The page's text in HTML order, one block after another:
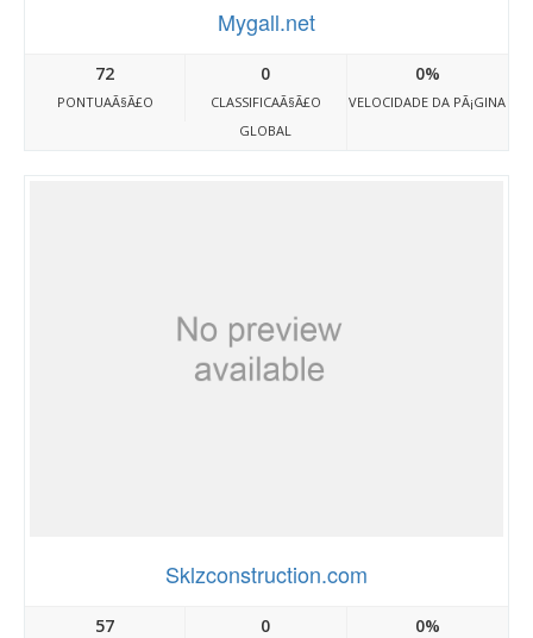
Mygall.net
72
PONTUAÃ§Ã£O
0
CLASSIFICAÃ§Ã£O
GLOBAL
0%
VELOCIDADE DA PÃ¡GINA
Sklzconstruction.com
57 0 0%